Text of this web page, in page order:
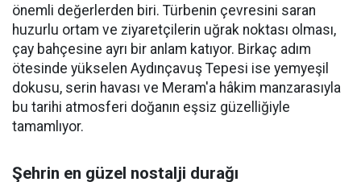
önemli değerlerden biri. Türbenin çevresini saran
huzurlu ortam ve ziyaretçilerin uğrak noktası olması,
çay bahçesine ayrı bir anlam katıyor. Birkaç adım
ötesinde yükselen Aydınçavuş Tepesi ise yemyeşil
dokusu, serin havası ve Meram'a hâkim manzarasıyla
bu tarihi atmosferi doğanın eşsiz güzelliğiyle
tamamlıyor.
Şehrin en güzel nostalji durağı